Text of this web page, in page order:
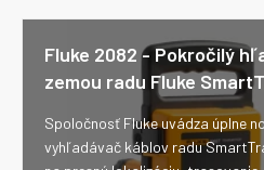
Fluke 2082 - Pokročilý
zemou radu Fluke
Spoločnosť Fluke uvádza úplne
vyhľadávač káblov radu